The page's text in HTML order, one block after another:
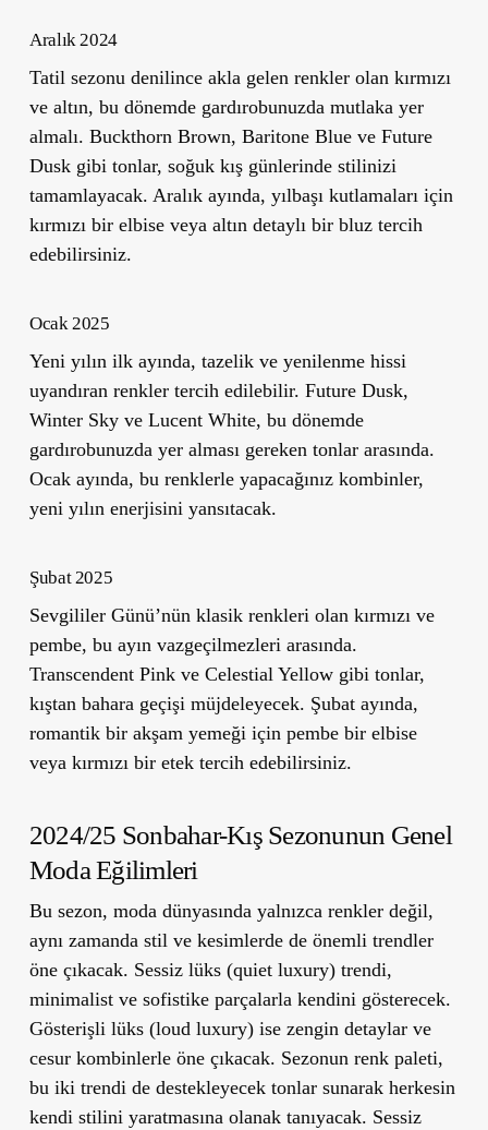
Aralık 2024
Tatil sezonu denilince akla gelen renkler olan kırmızı
ve altın, bu dönemde gardırobunuzda mutlaka yer
almalı. Buckthorn Brown, Baritone Blueve Future
Duskgibi tonlar, soğuk kış günlerinde stilinizi
tamamlayacak. Aralık ayında, yılbaşı kutlamaları için
kırmızı bir elbise veya altın detaylı bir bluz tercih
edebilirsiniz.
Ocak 2025
Yeni yılın ilk ayında, tazelik ve yenilenme hissi
uyandıran renkler tercih edilebilir. Future Dusk,
Winter Skyve Lucent White, bu dönemde
gardırobunuzda yer alması gereken tonlar arasında.
Ocak ayında, bu renklerle yapacağınız kombinler,
yeni yılın enerjisini yansıtacak.
Şubat 2025
Sevgililer Günü’nün klasik renkleri olan kırmızı ve
pembe, bu ayın vazgeçilmezleri arasında.
Transcendent Pinkve Celestial Yellowgibi tonlar,
kıştan bahara geçişi müjdeleyecek. Şubat ayında,
romantik bir akşam yemeği için pembe bir elbise
veya kırmızı bir etek tercih edebilirsiniz.
2024/25 Sonbahar-Kış Sezonunun Genel
Moda Eğilimleri
Bu sezon, moda dünyasında yalnızca renkler değil,
aynı zamanda stil ve kesimlerde de önemli trendler
öne çıkacak. Sessiz lüks(quiet luxury) trendi,
minimalist ve sofistike parçalarla kendini gösterecek.
Gösterişli lüks(loud luxury) ise zengin detaylar ve
cesur kombinlerle öne çıkacak. Sezonun renk paleti,
bu iki trendi de destekleyecek tonlar sunarak herkesin
kendi stilini yaratmasına olanak tanıyacak. Sessiz